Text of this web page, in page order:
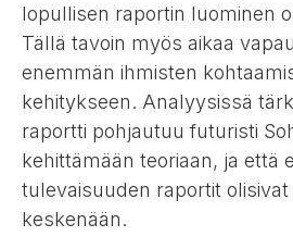
lopullisen raportin luominen
Tällä tavoin myös aikaa
enemmän ihmisten
kehitykseen. Analyysissä
raportti pohjautuu futuristi
kehittämään teoriaan, ja että
tulevaisuuden raportit
keskenään.